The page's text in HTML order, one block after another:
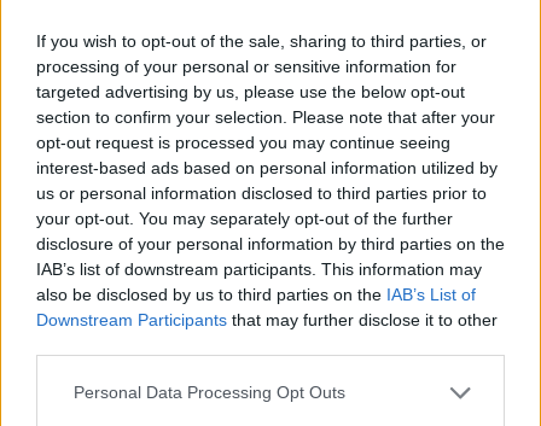
If you wish to opt-out of the sale, sharing to third parties, or
processing of your personal or sensitive information for
targeted advertising by us, please use the below opt-out
section to confirm your selection. Please note that after your
opt-out request is processed you may continue seeing
interest-based ads based on personal information utilized by
us or personal information disclosed to third parties prior to
your opt-out. You may separately opt-out of the further
disclosure of your personal information by third parties on the
IAB’s list of downstream participants. This information may
also be disclosed by us to third parties on the IAB’s List of
Downstream Participants that may further disclose it to other
Please note that this website/app uses one or more Google
Personal Data Processing Opt Outs
Il due volte campione olimpionico, venne poi
ceduto nel 2019 agliOklahoma City Thunder
cui rimase una sola stagione prima di cominciare
nel settembre del 2020 la nuova avventura con i
Phoenix Suns diDevin Booker.
AUTORE
Redazione Sportmagazine